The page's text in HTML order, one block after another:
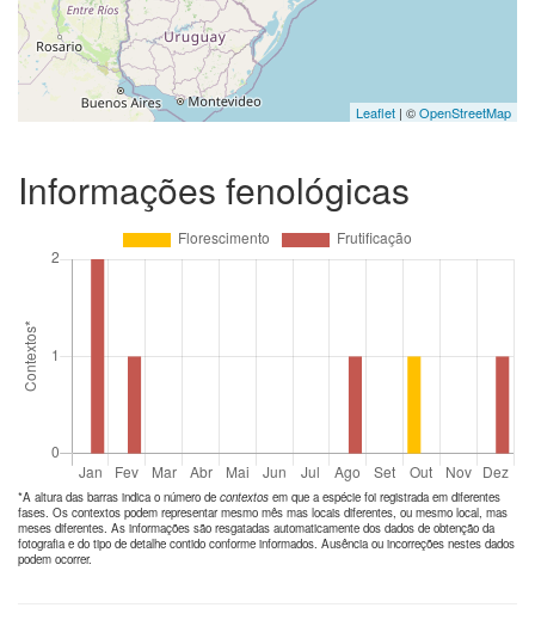
Leaflet | ©OpenStreetMap
Informações fenológicas
*A altura das barras indica o número de contextos em que a espécie foi registrada em diferentes
fases. Os contextos podem representar mesmo mês mas locais diferentes, ou mesmo local, mas
meses diferentes. As informações são resgatadas automaticamente dos dados de obtenção da
fotografia e do tipo de detalhe contido conforme informados. Ausência ou incorreções nestes dados
podem ocorrer.